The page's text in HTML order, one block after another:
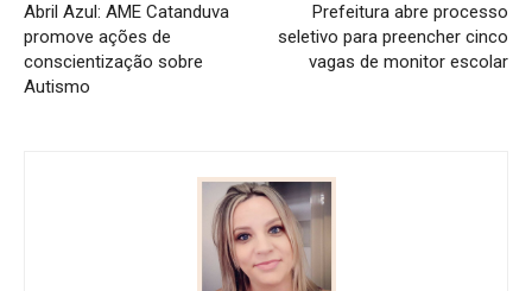
Abril Azul: AME Catanduva
promove ações de
conscientização sobre
Autismo
Prefeitura abre processo
seletivo para preencher cinco
vagas de monitor escolar